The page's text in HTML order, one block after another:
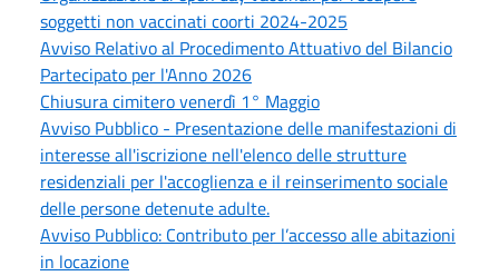
soggetti non vaccinati coorti 2024-2025
Avviso Relativo al Procedimento Attuativo del Bilancio
Partecipato per l'Anno 2026
Chiusura cimitero venerdì 1° Maggio
Avviso Pubblico - Presentazione delle manifestazioni di
interesse all'iscrizione nell'elenco delle strutture
residenziali per l'accoglienza e il reinserimento sociale
delle persone detenute adulte.
Avviso Pubblico: Contributo per l’accesso alle abitazioni
in locazione